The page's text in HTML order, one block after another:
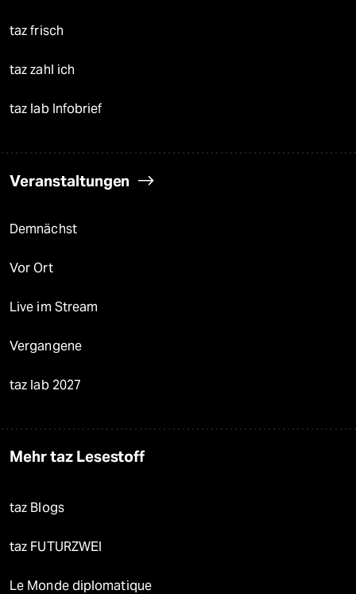
taz frisch
taz zahl ich
taz lab Infobrief
Veranstaltungen
Demnächst
Vor Ort
Live im Stream
Vergangene
taz lab 2027
Mehr taz Lesestoff
taz Blogs
taz FUTURZWEI
Le Monde diplomatique